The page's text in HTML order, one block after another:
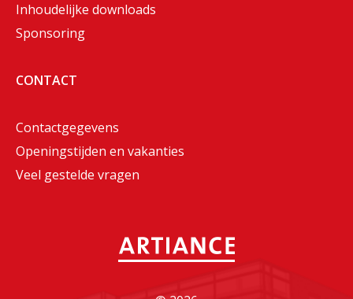
Inhoudelijke downloads
Sponsoring
CONTACT
Contactgegevens
Openingstijden en vakanties
Veel gestelde vragen